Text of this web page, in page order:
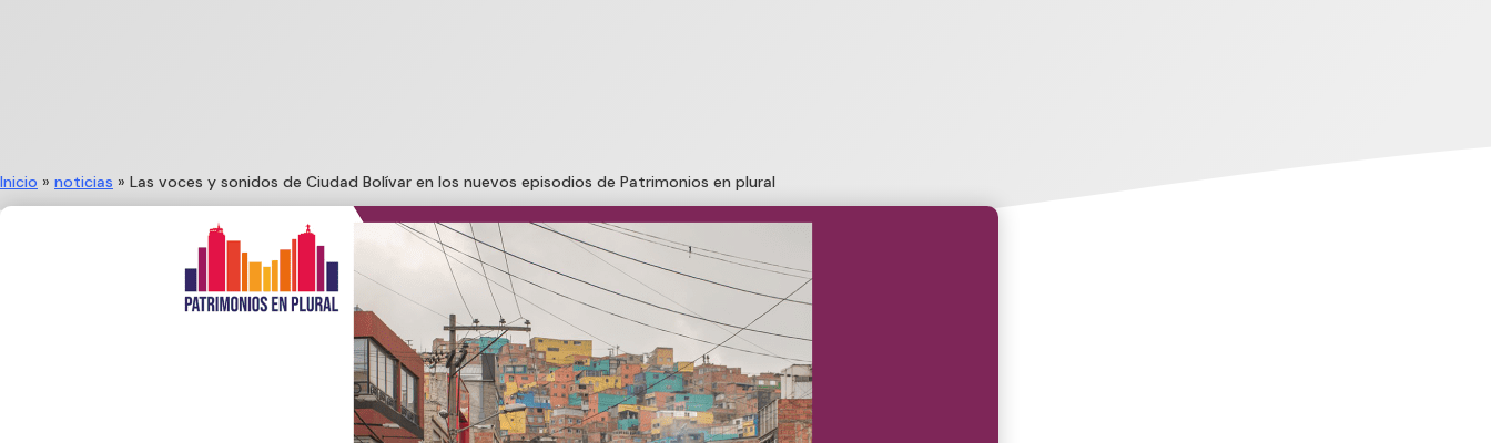
Inicio » noticias » Las voces y sonidos de Ciudad Bolívar en los nuevos episodios de Patrimonios en plural